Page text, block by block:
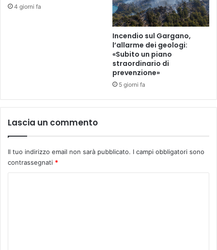
4 giorni fa
Incendio sul Gargano,
l’allarme dei geologi:
«Subito un piano
straordinario di
prevenzione»
5 giorni fa
Lascia un commento
Il tuo indirizzo email non sarà pubblicato. I campi obbligatori sono
contrassegnati *